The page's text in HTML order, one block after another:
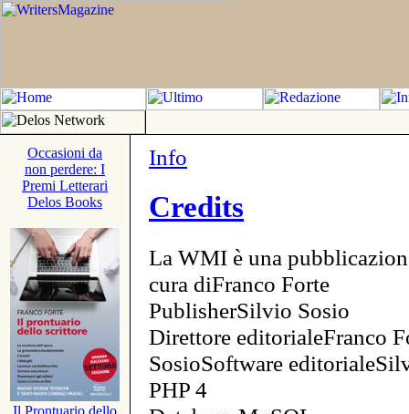
Occasioni da
non perdere: I
Premi Letterari
Delos Books
Info
Credits
La WMI è una
cura diFranco Forte
PublisherSilvio Sosio
Direttore editorialeFranco
SosioSoftware
PHP 4